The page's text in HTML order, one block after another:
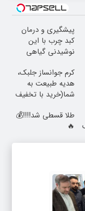
پیشگیری و درمان
کبد چرب با این
نوشیدنی گیاهی
کرم جوانساز جلبک،
هدیه طبیعت به
شما(خرید با تخفیف
طلا قسطی شد!!!!💰
🔥